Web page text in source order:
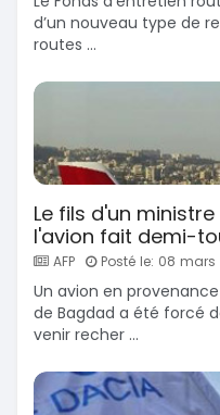
d’un nouveau type de
routes ...
Le fils d'un
l'avion fait demi-
AFP Posté le: 08 mars
Un avion en
de Bagdad a été forcé
venir recher ...